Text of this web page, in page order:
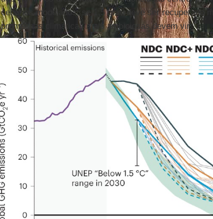
cenários modelados: se 1,5 grau deve ser recuperado
promessas climáticas mais ambiciosas devem vir.